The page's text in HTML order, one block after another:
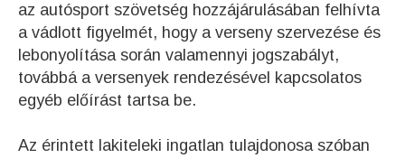
az autósport szövetség hozzájárulásában felhívta
a vádlott figyelmét, hogy a verseny szervezése és
lebonyolítása során valamennyi jogszabályt,
továbbá a versenyek rendezésével kapcsolatos
egyéb előírást tartsa be.
Az érintett lakiteleki ingatlan tulajdonosa szóban